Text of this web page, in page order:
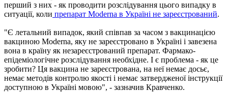
перший з них - як проводити розслідування цього випадку в
ситуації, коли препарат Moderna в Україні не зареєстрований.
"Є летальний випадок, який співпав за часом з вакцинацією
вакциною Moderna, яку не зареєстровано в Україні і завезена
вона в країну як незареєстрований препарат. Фармако-
епідеміологічне розслідування необхідне. І є проблема - як це
зробити? Ця вакцина не зареєстрована, на неї немає досьє,
немає методів контролю якості і немає затвердженої інструкції
доступною в Україні мовою", - зазначив Кравченко.